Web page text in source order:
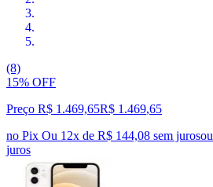
(8)
15% OFF
Preço R$ 1.469,65R$ 1.469,65
no Pix Ou 12x de R$ 144,08 sem jurosou
juros